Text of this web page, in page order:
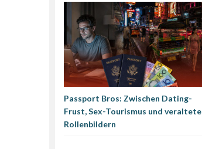
Passport Bros: Zwischen Dating-
Frust, Sex-Tourismus und veraltete
Rollenbildern